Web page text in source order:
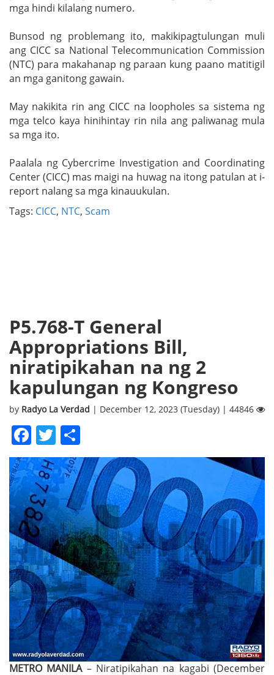
mga hindi kilalang numero.
Bunsod ng problemang ito, makikipagtulungan muli
ang CICC sa National Telecommunication Commission
(NTC) para makahanap ng paraan kung paano matitigil
an mga ganitong gawain.
May nakikita rin ang CICC na loopholes sa sistema ng
mga telco kaya hinihintay rin nila ang paliwanag mula
sa mga ito.
Paalala ng Cybercrime Investigation and Coordinating
Center (CICC) mas maigi na huwag na itong patulan at i-
report nalang sa mga kinauukulan.
Tags: CICC, NTC, Scam
P5.768-T General
Appropriations Bill,
niratipikahan na ng 2
kapulungan ng Kongreso
by Radyo La Verdad | December 12, 2023 (Tuesday) | 44846
Facebook
Twitter
METRO MANILA– Niratipikahan na kagabi (December